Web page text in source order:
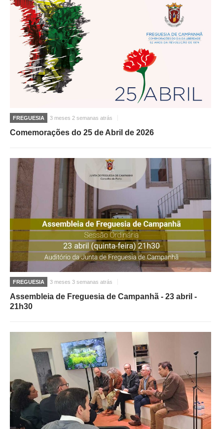
FREGUESIA 3 meses 2 semanas atrás
Comemorações do 25 de Abril de 2026
FREGUESIA 3 meses 3 semanas atrás
Assembleia de Freguesia de Campanhã - 23 abril -
21h30